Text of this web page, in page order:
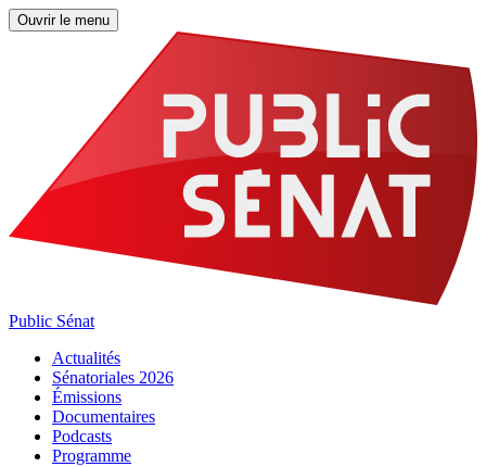
Ouvrir le menu
Public Sénat
Actualités
Sénatoriales 2026
Émissions
Documentaires
Podcasts
Programme